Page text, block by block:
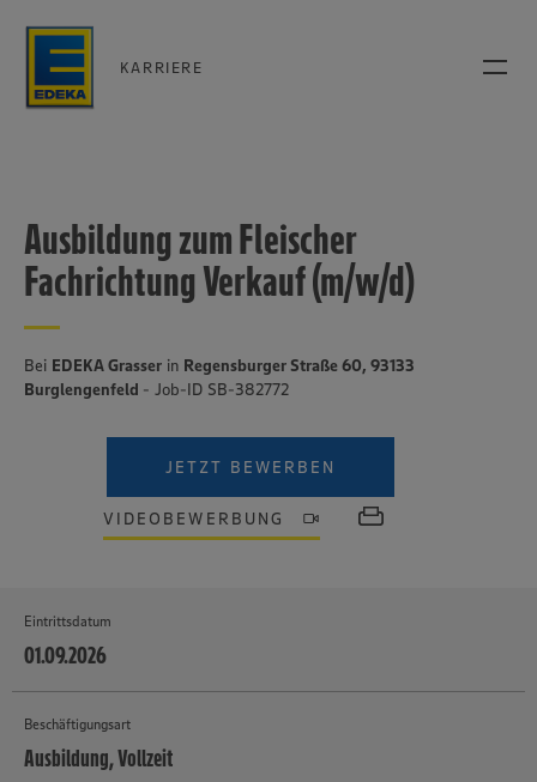
KARRIERE
Ausbildung zum Fleischer
Fachrichtung Verkauf (m/w/d)
Bei EDEKA Grasser in Regensburger Straße 60, 93133
Burglengenfeld - Job-ID SB-382772
JETZT BEWERBEN
VIDEOBEWERBUNG
Eintrittsdatum
01.09.2026
Beschäftigungsart
Ausbildung, Vollzeit